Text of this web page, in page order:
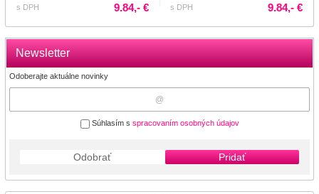
Newsletter
Odoberajte aktuálne novinky
Súhlasím s spracovaním osobných údajov
Odobrať Pridať
s DPH
9.84,- €
s DPH
9.84,- €